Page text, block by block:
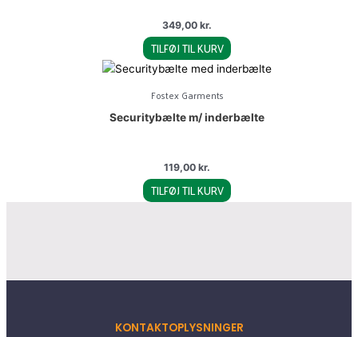
349,00 kr.
TILFØJ TIL KURV
Fostex Garments
Securitybælte m/ inderbælte
119,00 kr.
TILFØJ TIL KURV
KONTAKTOPLYSNINGER